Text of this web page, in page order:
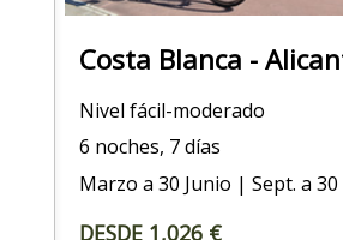
Costa Blanca -
Nivel fácil-moderado
6 noches, 7 días
Marzo a 30 Junio | Sept. a 30
DESDE 1,026 €